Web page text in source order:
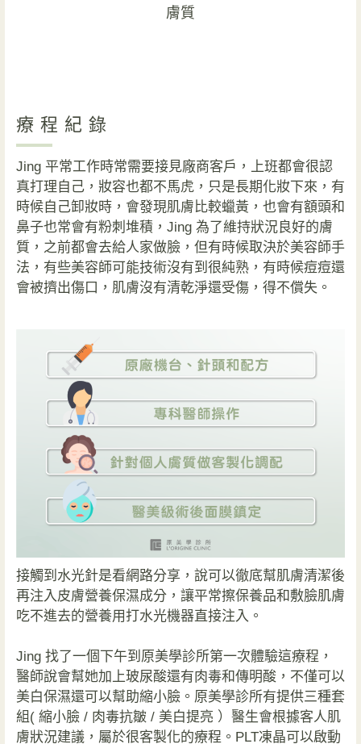
膚質
療程紀錄
Jing 平常工作時常需要接見廠商客戶，上班都會很認
真打理自己，妝容也都不馬虎，只是長期化妝下來，有
時候自己卸妝時，會發現肌膚比較蠟黃，也會有額頭和
鼻子也常會有粉刺堆積，Jing 為了維持狀況良好的膚
質，之前都會去給人家做臉，但有時候取決於美容師手
法，有些美容師可能技術沒有到很純熟，有時候痘痘還
會被擠出傷口，肌膚沒有清乾淨還受傷，得不償失。
接觸到水光針是看網路分享，說可以徹底幫肌膚清潔後
再注入皮膚營養保濕成分，讓平常擦保養品和敷臉肌膚
吃不進去的營養用打水光機器直接注入。
Jing 找了一個下午到原美學診所第一次體驗這療程，
醫師說會幫她加上玻尿酸還有肉毒和傳明酸，不僅可以
美白保濕還可以幫助縮小臉。原美學診所有提供三種套
組( 縮小臉 / 肉毒抗皺 / 美白提亮 ）醫生會根據客人肌
膚狀況建議，屬於很客製化的療程。PLT凍晶可以啟動